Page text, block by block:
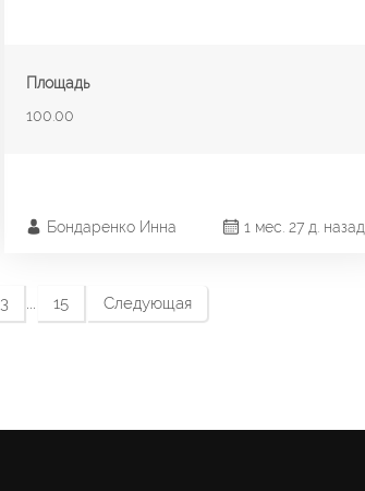
Площадь
100.00
1 мес. 27 д. назад
Бондаренко Инна
3 ... 15 Следующая